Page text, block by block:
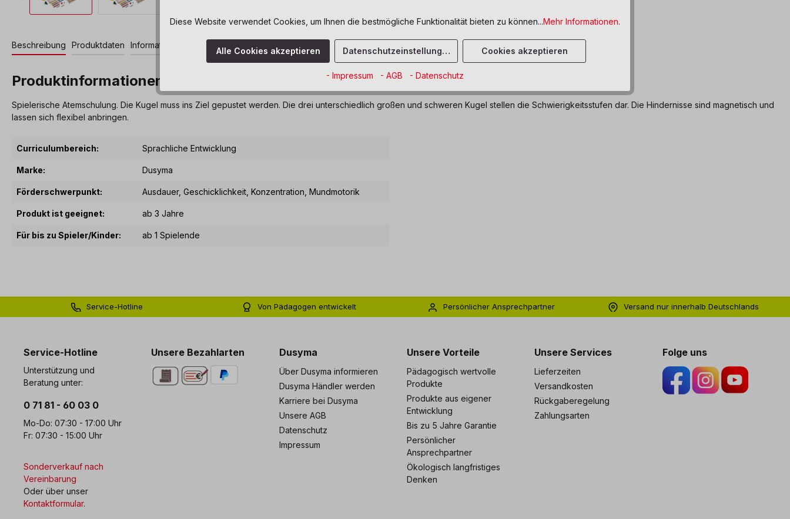
Beschreibung Produktdaten Informationen und Hinweise Downloads
Produktinformationen "Puste Parcours magnetisch"
Spielerische Atemschulung. Die Kugel muss ins Ziel gepustet werden. Die drei unterschiedlich großen und schweren Kugel stellen die Schwierigkeitsstufen dar. Die Hindernisse sind magnetisch und
lassen sich flexibel anbringen.
Curriculumbereich: Sprachliche Entwicklung
Marke: Dusyma
Förderschwerpunkt: Ausdauer, Geschicklichkeit , Konzentration , Mundmotorik
Produkt ist geeignet: ab 3 Jahre
Für bis zu Spieler/Kinder: ab 1 Spielende
Service-Hotline
Von Pädagogen entwickelt
Persönlicher Ansprechpartner
Versand nur innerhalb Deutschlands
Service-Hotline
Unterstützung und
Beratung unter:
0 71 81 - 60 03 0
Mo-Do: 07:30 - 17:00 Uhr
Fr: 07:30 - 15:00 Uhr
Sonderverkauf nach
Vereinbarung
Oder über unser
Kontaktformular.
Unsere Bezahlarten Dusyma
Über Dusyma informieren
Dusyma Händler werden
Karriere bei Dusyma
Unsere AGB
Datenschutz
Impressum
Unsere Vorteile
Pädagogisch wertvolle
Produkte
Produkte aus eigener
Entwicklung
Bis zu 5 Jahre Garantie
Persönlicher
Ansprechpartner
Ökologisch langfristiges
Denken
Unsere Services
Lieferzeiten
Versandkosten
Rückgaberegelung
Zahlungsarten
Folge uns
Diese Website verwendet Cookies, um Ihnen die bestmögliche Funktionalität bieten zu können...Mehr Informationen.
Alle Cookies akzeptieren Datenschutzeinstellungen Cookies akzeptieren
- Impressum - AGB - Datenschutz